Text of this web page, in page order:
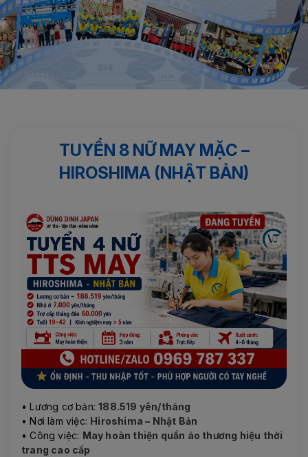
TUYỂN 8 NỮ MAY MẶC –
HIROSHIMA (NHẬT BẢN)
• Lương cơ bản:188.519 yên/tháng
• Nơi làm việc: Hiroshima – Nhật Bản
• Công việc: May hoàn thiện quần áo thương hiệu thời
trang cao cấp